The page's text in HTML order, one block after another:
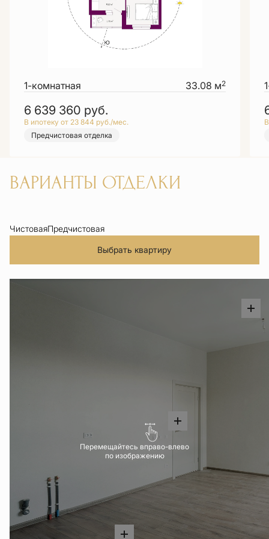
1-комнатная 33.08 м2
6 639 360 руб.
В ипотеку от 23 844 руб./мес.
Предчистовая отделка
ВАРИАНТЫ ОТДЕЛКИ
ЧистоваяПредчистовая
Выбрать квартиру
Перемещайтесь вправо-влево
по изображению